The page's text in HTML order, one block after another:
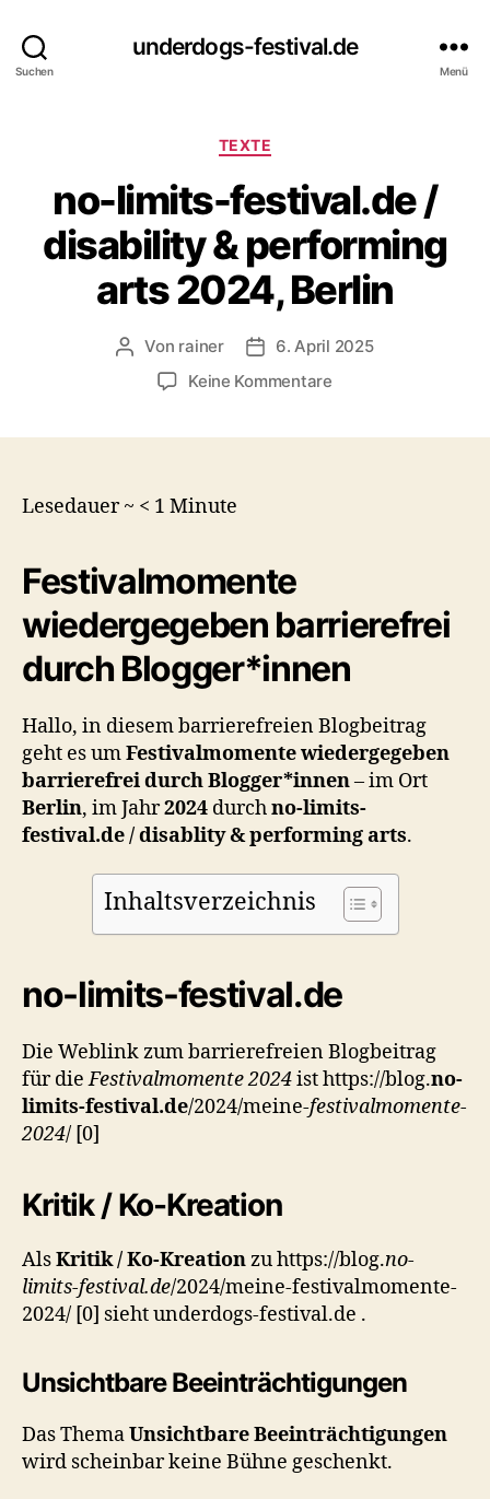
Suchen
underdogs-festival.de
Menü
Kategorien
TEXTE
no-limits-festival.de /
disability & performing
arts 2024, Berlin
Beitragsautor
Von rainer Veröffentlichungsdatum
6. April 2025
Keine Kommentarezu
Berlin
Lesedauer ~ < 1 Minute
Festivalmomente
wiedergegeben barrierefrei
durch Blogger*innen
Hallo, in diesem barrierefreien Blogbeitrag
geht es umFestivalmomente wiedergegeben
barrierefrei durch Blogger*innen– im Ort
Berlin, im Jahr2024 durchno-limits-
festival.de / disablity & performing arts.
Inhaltsverzeichnis
no-limits-festival.de
Die Weblink zum barrierefreien Blogbeitrag
für dieFestivalmomente 2024ist https://blog.no-
limits-festival.de/2024/meine-festivalmomente-
2024/ [0]
Kritik / Ko-Kreation
AlsKritik / Ko-Kreationzu https://blog.no-
limits-festival.de/2024/meine-festivalmomente-
2024/ [0] sieht underdogs-festival.de .
Unsichtbare Beeinträchtigungen
Das ThemaUnsichtbare Beeinträchtigungen
wird scheinbar keine Bühne geschenkt.